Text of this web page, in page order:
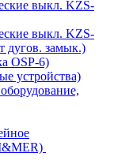
выкл. KZS-
выкл. KZS-
дугов. замык.)
OSP-6)
устройства)